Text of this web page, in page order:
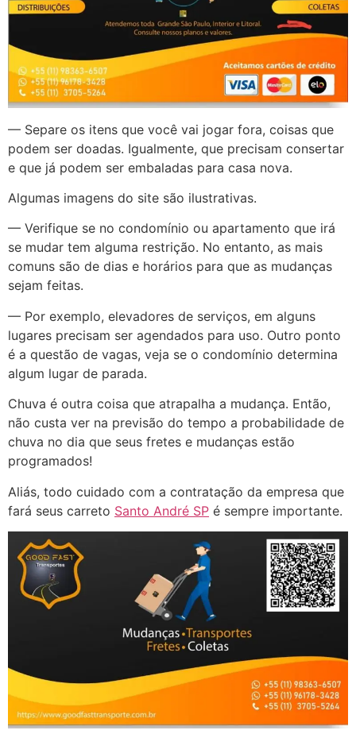
— Separe os itens que você vai jogar fora, coisas que
podem ser doadas. Igualmente, que precisam consertar
e que já podem ser embaladas para casa nova.
Algumas imagens do site são ilustrativas.
— Verifique se no condomínio ou apartamento que irá
se mudar tem alguma restrição. No entanto, as mais
comuns são de dias e horários para que as mudanças
sejam feitas.
— Por exemplo, elevadores de serviços, em alguns
lugares precisam ser agendados para uso. Outro ponto
é a questão de vagas, veja se o condomínio determina
algum lugar de parada.
Chuva é outra coisa que atrapalha a mudança. Então,
não custa ver na previsão do tempo a probabilidade de
chuva no dia que seus fretes e mudanças estão
programados!
Aliás, todo cuidado com a contratação da empresa que
fará seus carreto Santo André SP é sempre importante.